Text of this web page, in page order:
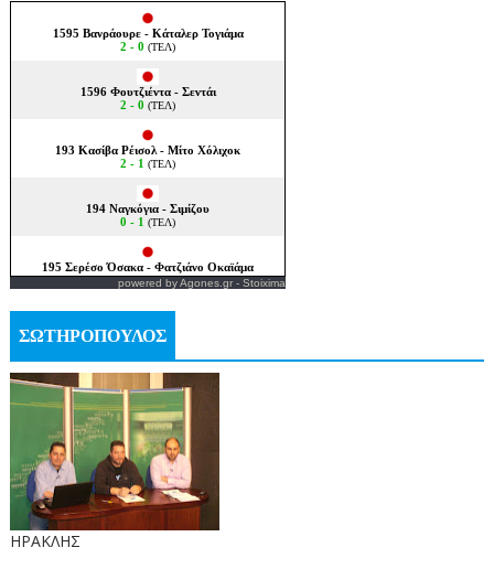
powered byAgones.gr- Stoixima
ΣΩΤΗΡΟΠΟΥΛΟΣ
ΗΡΑΚΛΗΣ